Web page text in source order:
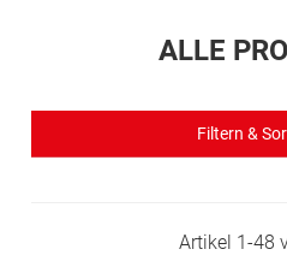
ALLE
Filtern &
Artikel 1-48